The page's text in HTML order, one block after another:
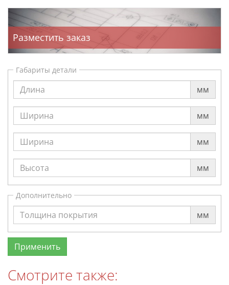
Разместить заказ
Габариты детали
мм
мм
мм
мм
Дополнительно
мм
Смотрите также: